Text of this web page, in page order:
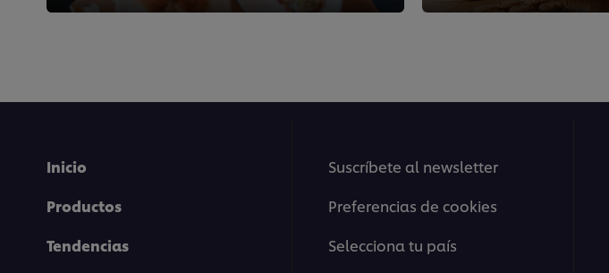
Inicio
Productos
Tendencias
Suscríbete al newsletter
Preferencias de cookies
Selecciona tu país